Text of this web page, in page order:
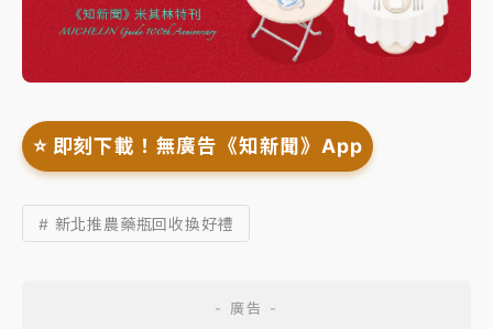
⭐️ 即刻下載！無廣告《知新聞》App
# 新北推農藥瓶回收換好禮